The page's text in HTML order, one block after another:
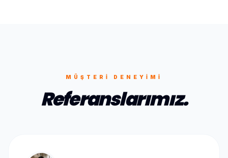
MÜŞTERI DENEYIMI
Referanslarımız.